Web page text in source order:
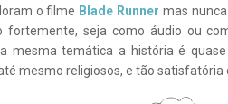
o filme Blad e Runner mas
fortemente, seja como áudio ou
mesma temática a história é
mesmo religiosos, e tão satisfatória